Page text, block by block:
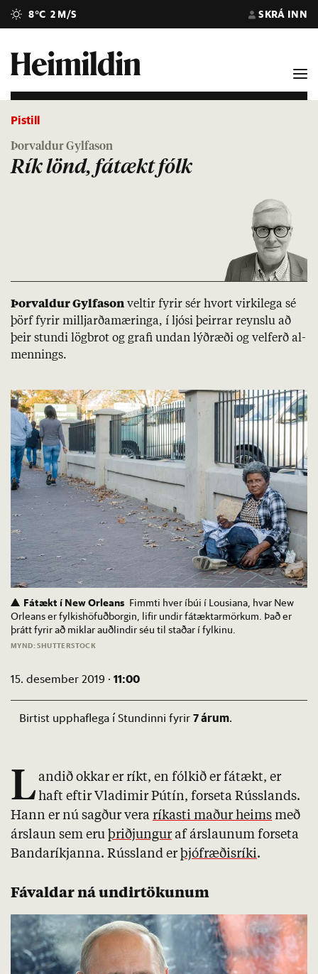
8°C 2 M/S SKRÁ INN
Pistill
Þorvaldur Gylfason
Rík lönd, fátækt fólk
Þor­vald­ur Gylfa­son velt­ir fyr­ir sér hvort virki­lega sé
þörf fyr­ir millj­arða­mær­inga, í ljósi þeirr­ar reynslu að
þeir stundi lög­brot og grafi und­an lýð­ræði og vel­ferð al­
menn­ings.
Fátækt í New Orleans Fimmti hver íbúi í Lousiana, hvar New
Orleans er fylkishöfuðborgin, lifir undir fátæktarmörkum. Það er
þrátt fyrir að miklar auðlindir séu til staðar í fylkinu.
MYND: SHUTTERSTOCK
15. desember 2019 · 11:00
Birtist upphaflega í Stundinni fyrir 7 árum.
L andið okkar er ríkt, en fólkið er fátækt, er
haft eftir Vladimir Pútín, forseta Rússlands.
Hann er nú sagður vera ríkasti maður heims með
árslaun sem eru þriðjunguraf árslaunum forseta
Bandaríkjanna. Rússland er þjófræðisríki.
Fávaldar ná undirtökunum